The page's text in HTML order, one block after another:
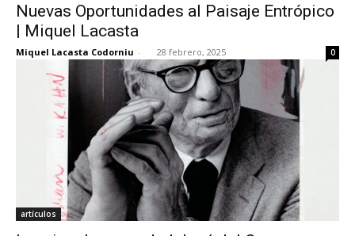
Nuevas Oportunidades al Paisaje Entrópico
| Miquel Lacasta
Miquel Lacasta Codorniu - 28 febrero, 2025 0
artículos